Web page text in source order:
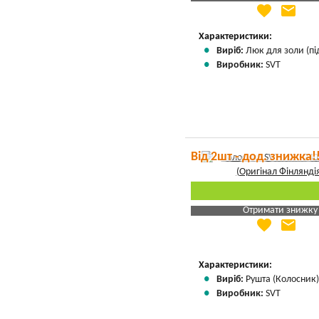
Яка Ваша ціна
favorite email
Характеристики:
Виріб: Люк для золи
Виробник: SVT
Від 2шт - дод.
Отримати знижку
Яка Ваша ціна
favorite email
Характеристики:
Виріб: Рушта
Виробник: SVT